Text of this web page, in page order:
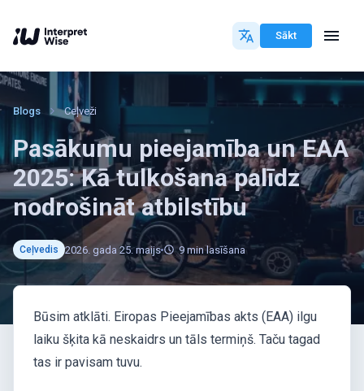
Sākt
Blogs Ceļveži
Pasākumu pieejamība un EAA
2025: Kā tulkošana palīdz
nodrošināt atbilstību
Ceļvedis 2026. gada 25. maijs 9 min lasīšana
Būsim atklāti. Eiropas Pieejamības akts (EAA) ilgu
laiku šķita kā neskaidrs un tāls termiņš. Taču tagad
tas ir pavisam tuvu.